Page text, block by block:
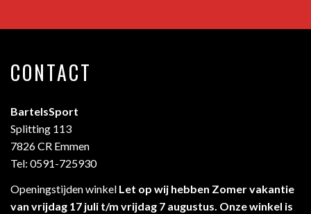
CONTACT
BartelsSport
Splitting 113
7826 CR Emmen
Tel: 0591-725930
Openingstijden winkel Let op wij hebben Zomer vakantie
van vrijdag 17 juli t/m vrijdag 7 augustus. Onze winkel is